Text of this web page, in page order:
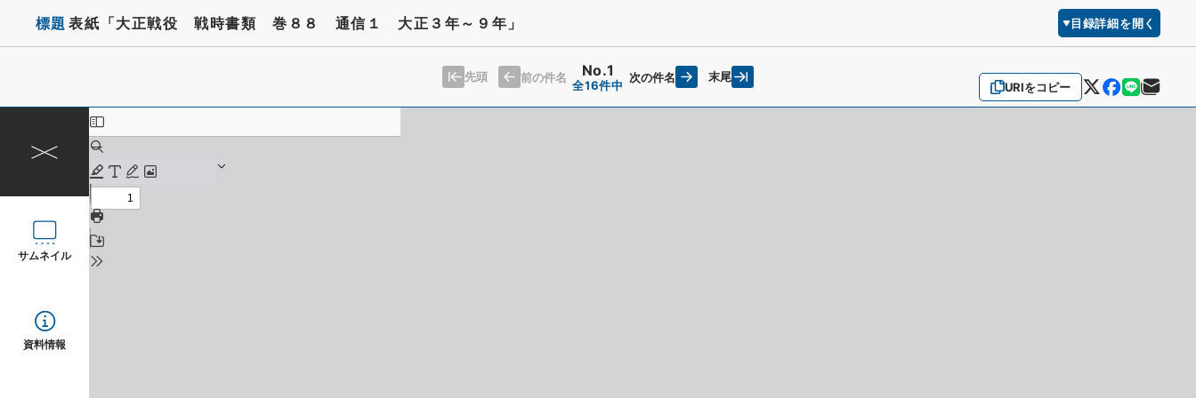
標題 表紙「大正戦役 戦時書類 巻８８ 通信１ 大正３年～９年」 目録詳細を開く
URIをコピー
先頭 前の件名 No.1
全16件中
次の件名 末尾
サムネイル
資料情報